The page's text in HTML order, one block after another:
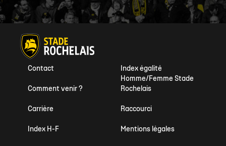
Index égalité
Homme/Femme Stade
Rochelais
Contact
Comment venir ?
Raccourci
Carrière
Mentions légales
Index H-F